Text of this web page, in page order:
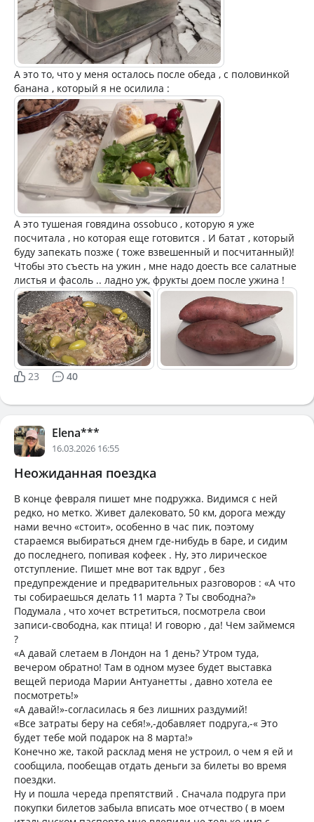
А это то, что у меня осталось после обеда , с половинкой
банана , который я не осилила :
А это тушеная говядина ossobuco , которую я уже
посчитала , но которая еще готовится . И батат , который
буду запекать позже ( тоже взвешенный и посчитанный)!
Чтобы это съесть на ужин , мне надо доесть все салатные
листья и фасоль .. ладно уж, фрукты доем после ужина !
23 40
Elena***
16.03.2026 16:55
Неожиданная поездка
В конце февраля пишет мне подружка. Видимся с ней
редко, но метко. Живет далековато, 50 км, дорога между
нами вечно «стоит», особенно в час пик, поэтому
стараемся выбираться днем где-нибудь в баре, и сидим
до последнего, попивая кофеек . Ну, это лирическое
отступление. Пишет мне вот так вдруг , без
предупреждение и предварительных разговоров : «А что
ты собираешься делать 11 марта ? Ты свободна?»
Подумала , что хочет встретиться, посмотрела свои
записи-свободна, как птица! И говорю , да! Чем займемся
?
«А давай слетаем в Лондон на 1 день? Утром туда,
вечером обратно! Там в одном музее будет выставка
вещей периода Марии Антуанетты , давно хотела ее
посмотреть!»
«А давай!»-согласилась я без лишних раздумий!
«Все затраты беру на себя!»,-добавляет подруга,-« Это
будет тебе мой подарок на 8 марта!»
Конечно же, такой расклад меня не устроил, о чем я ей и
сообщила, пообещав отдать деньги за билеты во время
поездки.
Ну и пошла череда препятствий . Сначала подруга при
покупки билетов забыла вписать мое отчество ( в моем